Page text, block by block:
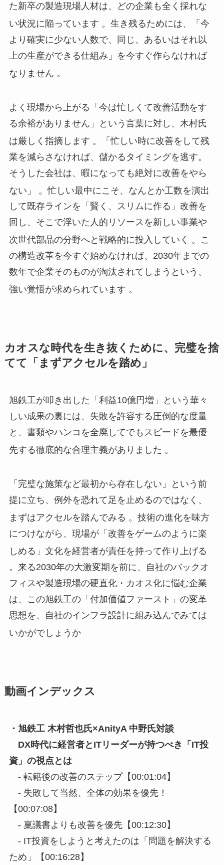
た新卒の製造現場人材は、どの企業も全く採れな
い状況に陥っています 。生き残るためには、「今
より確実に少ない人数で、同じ、あるいはそれ以
上の生産ができる仕組み」を今すぐ作らなければ
なりません 。
よく現場から上がる「今は忙しくて改善活動をす
る余裕がありません」という言葉に対し、木村氏
は厳しく指摘します 。「忙しい時に改善をして残
業を減らさなければ、儲かるタイミングを逃す。
そうした会社は、暇になっても絶対に改善をやら
ない」
。忙しい最中にこそ、なんとか工数を演出
して既存ラインを「賢く、スリムに作る」改善を
回し、そこで浮いた人的リソースを新しい事業や
次世代部品の分野へと戦略的に投入していく 。こ
の構造改革を今すぐ始めなければ、2030年までの
数年で企業そのものが淘汰されてしまうという、
強い覚悟が求められています 。
カオスな時代を生き抜くために、完璧を捨
てて「まずアクセルを踏め」
旭鉄工が叩き出した「利益10億円増」という華々
しい成果の裏には、失敗を許容する圧倒的な度量
と、書類やハンコを全廃してでもスピードを最優
先する徹底的な合理主義がありました 。
「完璧な施策など最初から存在しない」という前
提に立ち、例外を恐れて足を止めるのではなく、
まずはアクセルを踏んでみる 。技術の進化を味方
につけながら、現場が「改善をゲームのように楽
しめる」文化を経営者が責任を持って作り上げる
。来る2030年の大激変期を前に、自社のバックオ
フィスや製造現場の硬直化・カオス化に悩む企業
は、この旭鉄工の「付加価値ファースト」の変革
思想を、自社のインフラ設計に組み込んでみては
いかがでしょうか
動画インデックス
・旭鉄工 木村哲也氏×AnityA 中野氏対談
DX時代に経営者とITリーダーが持つべき「IT投
資」の視点とは
- 転籍後の改善のステップ【00:01:04】
- 失敗して当然、全体の効果を優先！
【00:07:08】
- 稟議書よりも改善を優先【00:12:30】
- IT投資をしようと考えたのは「問題を解決する
ため」【00:16:28】